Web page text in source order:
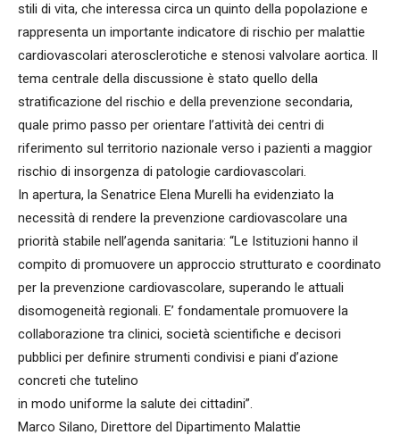
stili di vita, che interessa circa un quinto della popolazione e
rappresenta un importante indicatore di rischio per malattie
cardiovascolari aterosclerotiche e stenosi valvolare aortica. Il
tema centrale della discussione è stato quello della
stratificazione del rischio e della prevenzione secondaria,
quale primo passo per orientare l’attività dei centri di
riferimento sul territorio nazionale verso i pazienti a maggior
rischio di insorgenza di patologie cardiovascolari.
In apertura, la Senatrice Elena Murelli ha evidenziato la
necessità di rendere la prevenzione cardiovascolare una
priorità stabile nell’agenda sanitaria: “Le Istituzioni hanno il
compito di promuovere un approccio strutturato e coordinato
per la prevenzione cardiovascolare, superando le attuali
disomogeneità regionali. E’ fondamentale promuovere la
collaborazione tra clinici, società scientifiche e decisori
pubblici per definire strumenti condivisi e piani d’azione
concreti che tutelino
in modo uniforme la salute dei cittadini”.
Marco Silano, Direttore del Dipartimento Malattie